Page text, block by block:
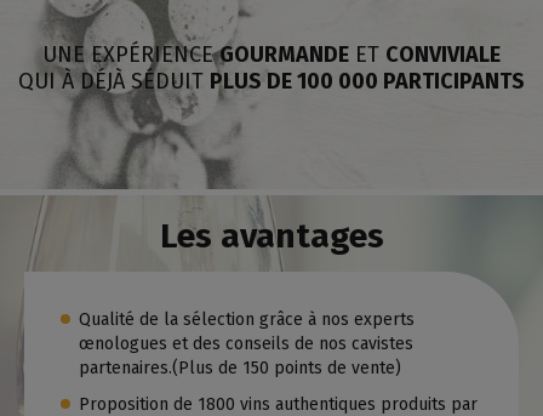
UNE EXPÉRIENCEGOURMANDE ET CONVIVIALE
QUI À DÉJÀ SÉDUIT PLUS DE 100 000 PARTICIPANTS
Les avantages
Qualité de la sélection grâce à nos experts
œnologues et des conseils de nos cavistes
partenaires.(Plus de 150 points de vente)
Proposition de 1800 vins authentiques produits par